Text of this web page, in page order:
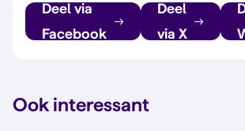
Deel via
Facebook
Deel
via X
Ook interessant